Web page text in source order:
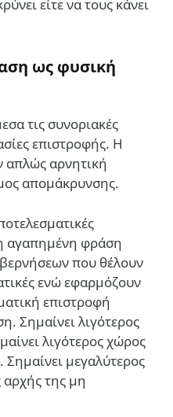
είτε να τους κάνει
ως φυσική
τις συνοριακές
επιστροφής. Η
απλώς αρνητική
απομάκρυνσης.
αγαπημένη φράση
που θέλουν
ενώ εφαρμόζουν
επιστροφή
Σημαίνει λιγότερος
λιγότερος χώρος
Σημαίνει μεγαλύτερος
αρχής της μη